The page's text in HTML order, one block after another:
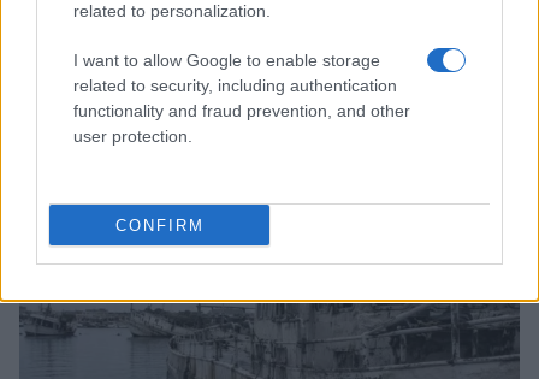
related to personalization.
I want to allow Google to enable storage
related to security, including authentication
functionality and fraud prevention, and other
user protection.
CONFIRM
Coldcard: l’attacco informatico che ha rubato 1600
PEOPLE NEWS